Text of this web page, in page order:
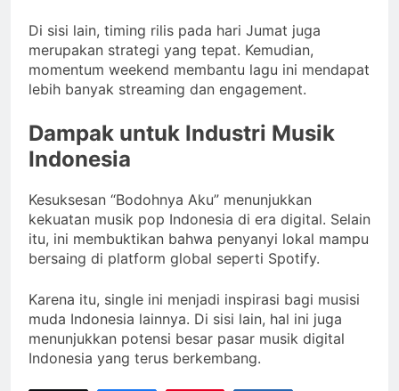
Di sisi lain, timing rilis pada hari Jumat juga
merupakan strategi yang tepat. Kemudian,
momentum weekend membantu lagu ini mendapat
lebih banyak streaming dan engagement.
Dampak untuk Industri Musik
Indonesia
Kesuksesan “Bodohnya Aku” menunjukkan
kekuatan musik pop Indonesia di era digital. Selain
itu, ini membuktikan bahwa penyanyi lokal mampu
bersaing di platform global seperti Spotify.
Karena itu, single ini menjadi inspirasi bagi musisi
muda Indonesia lainnya. Di sisi lain, hal ini juga
menunjukkan potensi besar pasar musik digital
Indonesia yang terus berkembang.